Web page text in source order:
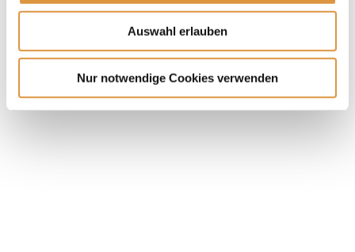
Auswahl erlauben
Nur notwendige Cookies verwenden
Karte laden